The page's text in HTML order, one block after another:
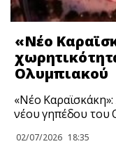
«Νέο
Ολυμπιακού
«Νέο
νέου γηπέδου του
02/07/2026 18:35